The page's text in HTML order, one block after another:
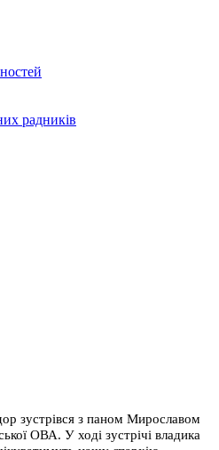
радників
зустрівся з паном Мирославом
ОВА. У ході зустрічі владика